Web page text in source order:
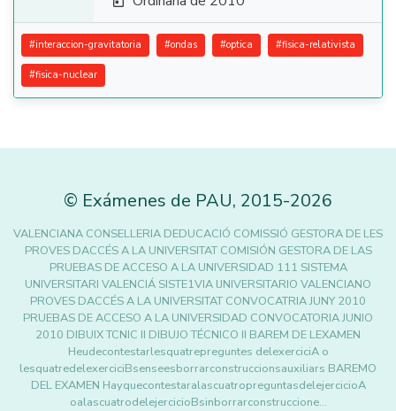
#interaccion-gravitatoria #ondas #optica #fisica-relativista
#fisica-nuclear
© Exámenes de PAU, 2015-2026
VALENCIANA CONSELLERIA DEDUCACIÓ COMISSIÓ GESTORA DE LES
PROVES DACCÉS A LA UNIVERSITAT COMISIÓN GESTORA DE LAS
PRUEBAS DE ACCESO A LA UNIVERSIDAD 111 SISTEMA
UNIVERSITARI VALENCIÁ SISTE1VIA lJNIVERSITARIO VALENCIANO
PROVES DACCÉS A LA UNIVERSITAT CONVOCATRIA JUNY 2010
PRUEBAS DE ACCESO A LA UNIVERSIDAD CONVOCATORIA JUNIO
2010 DIBUIX TCNIC II DIBUJO TÉCNICO II BAREM DE LEXAMEN
Heudecontestarlesquatrepreguntes delexerciciA o
lesquatredelexerciciBsenseesborrarconstruccionsauxiliars BAREMO
DEL EXAMEN HayquecontestaralascuatropreguntasdelejercicioA
oalascuatrodelejercicioBsinborrarconstruccione…